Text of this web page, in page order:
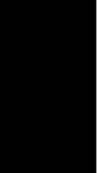
película
al mundo
de acción y
historia de un
Asunción que se
de crimen